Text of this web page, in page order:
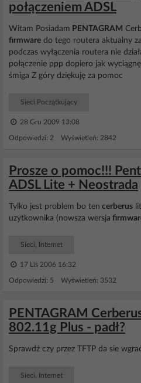
połączeniem ADSL
Witam Posiadam PENTAGRAM
firmware do tego routera aktualny
podczas wyłączenia routera nie
połączenie ppp dopiero jak
śmiga Z góry dziękuję za pomoc
Sieci Początkujący
28 Gru 2009 13:08
Odpowiedzi: 2 Wyświetleń: 2842
Prosze o pomoc!!!
ADSL Lite + Neostrada
Tylko jest problem bo ten cerberus
uzytkownika (nowsza wersja
Sieci, Internet
17 Lis 2006 16:32
Odpowiedzi: 5 Wyświetleń: 3532
PENTAGRAM
802.11g Plus - padł?
Sprawdź czy przez TFTP da sie
Sieci, Internet